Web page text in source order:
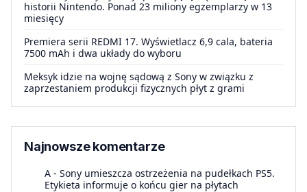
historii Nintendo. Ponad 23 miliony egzemplarzy w 13
miesięcy
Premiera serii REDMI 17. Wyświetlacz 6,9 cala, bateria
7500 mAh i dwa układy do wyboru
Meksyk idzie na wojnę sądową z Sony w związku z
zaprzestaniem produkcji fizycznych płyt z grami
Najnowsze komentarze
A - Sony umieszcza ostrzeżenia na pudełkach PS5.
Etykieta informuje o końcu gier na płytach